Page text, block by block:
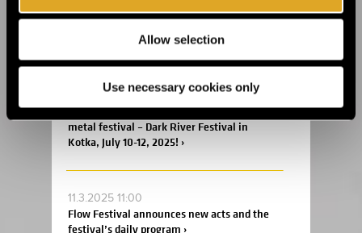
Allow selection
Use necessary cookies only
22.5.2025 09:00
Theatre festival Hangö Teaterträff is right
around the corner ›
27.3.2025 10:00
Finland’s most authentic and personal
metal festival – Dark River Festival in
Kotka, July 10-12, 2025! ›
11.3.2025 11:00
Flow Festival announces new acts and the
festival’s daily program ›